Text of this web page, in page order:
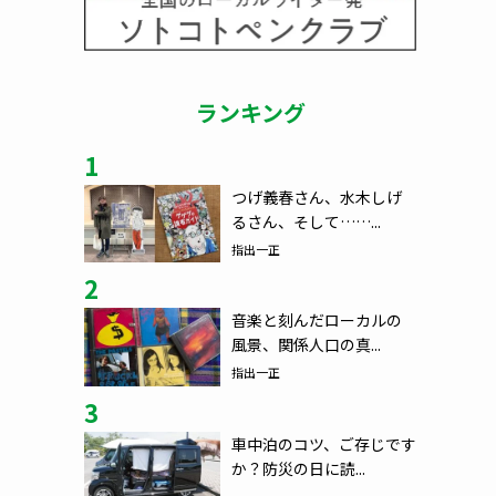
ランキング
1
つげ義春さん、水木しげ
るさん、そして……...
指出一正
2
音楽と刻んだローカルの
風景、関係人口の真...
指出一正
3
車中泊のコツ、ご存じです
か？防災の日に読...